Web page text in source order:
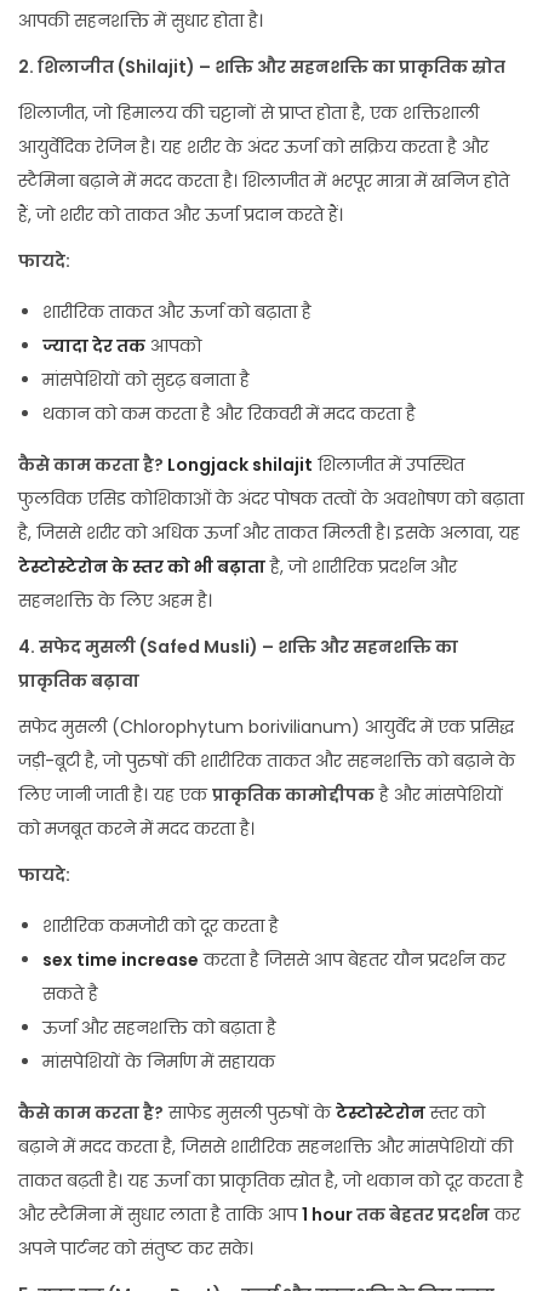
आपकी सहनशक्ति में सुधार होता है।
2. शिलाजीत (Shilajit) – शक्ति और सहनशक्ति का प्राकृतिक स्रोत
शिलाजीत, जो हिमालय की चट्टानों से प्राप्त होता है, एक शक्तिशाली
आयुर्वेदिक रेजिन है। यह शरीर के अंदर ऊर्जा को सक्रिय करता है और
स्टैमिना बढ़ाने में मदद करता है। शिलाजीत में भरपूर मात्रा में खनिज होते
हैं, जो शरीर को ताकत और ऊर्जा प्रदान करते हैं।
फायदे:
शारीरिक ताकत और ऊर्जा को बढ़ाता है
ज्यादा देर तक आपको
मांसपेशियों को सुदृढ़ बनाता है
थकान को कम करता है और रिकवरी में मदद करता है
कैसे काम करता है? Longjack shilajit शिलाजीत में उपस्थित
फुलविक एसिड कोशिकाओं के अंदर पोषक तत्वों के अवशोषण को बढ़ाता
है, जिससे शरीर को अधिक ऊर्जा और ताकत मिलती है। इसके अलावा, यह
टेस्टोस्टेरोन के स्तर को भी बढ़ाताहै, जो शारीरिक प्रदर्शन और
सहनशक्ति के लिए अहम है।
4. सफेद मुसली (Safed Musli) – शक्ति और सहनशक्ति का
प्राकृतिक बढ़ावा
सफेद मुसली (Chlorophytum borivilianum) आयुर्वेद में एक प्रसिद्ध
जड़ी-बूटी है, जो पुरुषों की शारीरिक ताकत और सहनशक्ति को बढ़ाने के
लिए जानी जाती है। यह एकप्राकृतिक कामोद्दीपकहै और मांसपेशियों
को मजबूत करने में मदद करता है।
फायदे:
शारीरिक कमजोरी को दूर करता है
sex time increase करता है जिससे आप बेहतर यौन प्रदर्शन कर
सकते है
ऊर्जा और सहनशक्ति को बढ़ाता है
मांसपेशियों के निर्माण में सहायक
कैसे काम करता है? साफेड मुसली पुरुषों केटेस्टोस्टेरोनस्तर को
बढ़ाने में मदद करता है, जिससे शारीरिक सहनशक्ति और मांसपेशियों की
ताकत बढ़ती है। यह ऊर्जा का प्राकृतिक स्रोत है, जो थकान को दूर करता है
और स्टैमिना में सुधार लाता है ताकि आप1 hourतक बेहतर प्रदर्शनकर
अपने पार्टनर को संतुष्ट कर सके।